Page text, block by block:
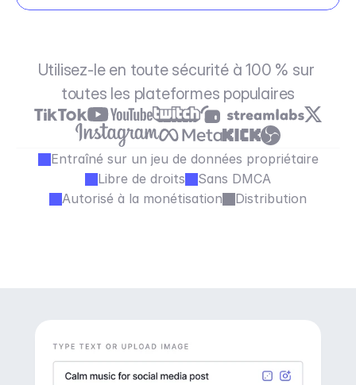
Utilisez-le en toute sécurité à 100 % sur
toutes les plateformes populaires
Entraîné sur un jeu de données propriétaire
Libre de droits
Sans DMCA
Autorisé à la monétisation
Distribution